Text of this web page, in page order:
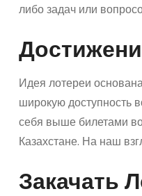
либо задач или
Идея лотереи
широкую доступность
себя выше билетами
Казахстане. На наш
Закачать